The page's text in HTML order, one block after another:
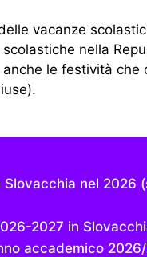
vacanze
nella
le festività
nel 2026
2027 in
accademico